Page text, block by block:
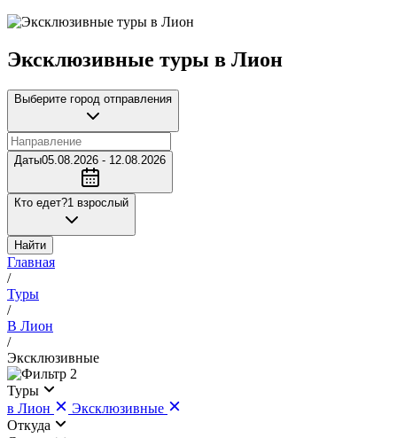
Эксклюзивные туры в Лион
Выберите город отправления
Даты05.08.2026 - 12.08.2026
Кто едет?1 взрослый
Найти
Главная
/
Туры
/
В Лион
/
Эксклюзивные
2
Туры
в Лион
Эксклюзивные
Откуда